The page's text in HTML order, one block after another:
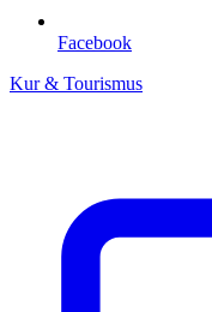
Facebook
Kur & Tourismus